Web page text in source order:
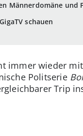
Männerdomäne und
schauen
immer wieder
Politserie
Trip